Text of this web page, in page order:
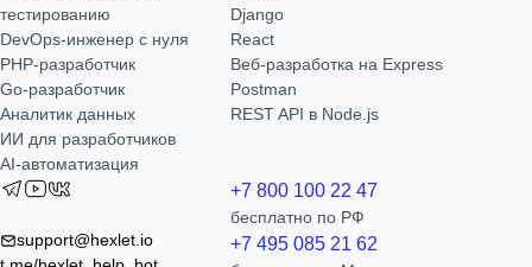
тестированию
DevOps-инженер с нуля
РНР-разработчик
Go-разработчик
Аналитик данных
ИИ для разработчиков
AI-автоматизация
Django
React
Веб-разработка на Express
Postman
REST API в Node.js
support@hexlet.io
+7 800 100 22 47
бесплатно по РФ
+7 495 085 21 62